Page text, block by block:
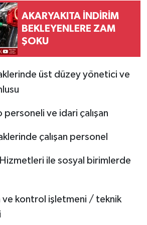
AKARYAKITA İNDİRİM
BEKLEYENLERE ZAM
ŞOKU
üst düzey yönetici ve
ve idari çalışan
çalışan personel
Hizmetleri ile sosyal birimlerde
ve kontrol işletmeni / teknik